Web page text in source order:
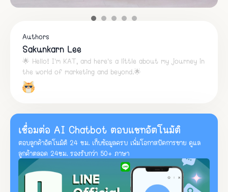
Authors
Sakunkarn Lee
🌟 Hello! I'm KAT, and here's a little about my journey in
the world of marketing and beyond.🌟
เชื่อมต่อ AI Chatbot ตอบแชทอัตโนมัติ
ตอบลูกค้าอัตโนมัติ 24 ชม. เก็บข้อมูลครบ เพิ่มโอกาสปิดการขาย ดูแล
ลูกค้าตลอด 24ชม. รองรับกว่า 50+ ภาษา